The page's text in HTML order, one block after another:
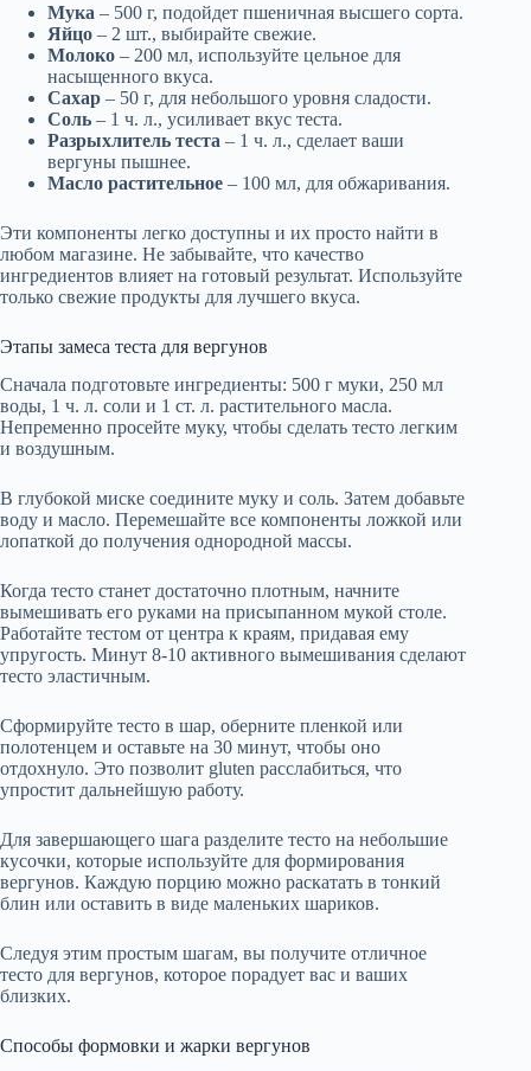
Мука – 500 г, подойдет пшеничная высшего сорта.
Яйцо – 2 шт., выбирайте свежие.
Молоко – 200 мл, используйте цельное для
насыщенного вкуса.
Сахар – 50 г, для небольшого уровня сладости.
Соль – 1 ч. л., усиливает вкус теста.
Разрыхлитель теста – 1 ч. л., сделает ваши
вергуны пышнее.
Масло растительное – 100 мл, для обжаривания.
Эти компоненты легко доступны и их просто найти в
любом магазине. Не забывайте, что качество
ингредиентов влияет на готовый результат. Используйте
только свежие продукты для лучшего вкуса.
Этапы замеса теста для вергунов
Сначала подготовьте ингредиенты: 500 г муки, 250 мл
воды, 1 ч. л. соли и 1 ст. л. растительного масла.
Непременно просейте муку, чтобы сделать тесто легким
и воздушным.
В глубокой миске соедините муку и соль. Затем добавьте
воду и масло. Перемешайте все компоненты ложкой или
лопаткой до получения однородной массы.
Когда тесто станет достаточно плотным, начните
вымешивать его руками на присыпанном мукой столе.
Работайте тестом от центра к краям, придавая ему
упругость. Минут 8-10 активного вымешивания сделают
тесто эластичным.
Сформируйте тесто в шар, оберните пленкой или
полотенцем и оставьте на 30 минут, чтобы оно
отдохнуло. Это позволит gluten расслабиться, что
упростит дальнейшую работу.
Для завершающего шага разделите тесто на небольшие
кусочки, которые используйте для формирования
вергунов. Каждую порцию можно раскатать в тонкий
блин или оставить в виде маленьких шариков.
Следуя этим простым шагам, вы получите отличное
тесто для вергунов, которое порадует вас и ваших
близких.
Способы формовки и жарки вергунов